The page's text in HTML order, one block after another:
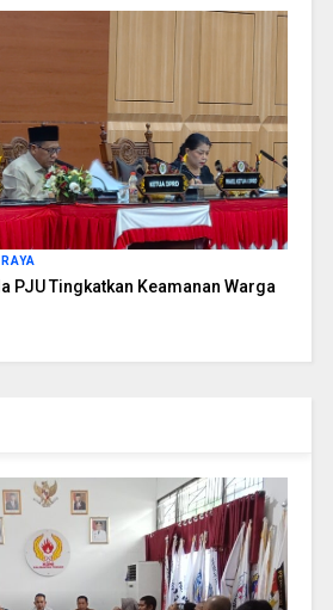
PJU Tingkatkan Keamanan Warga